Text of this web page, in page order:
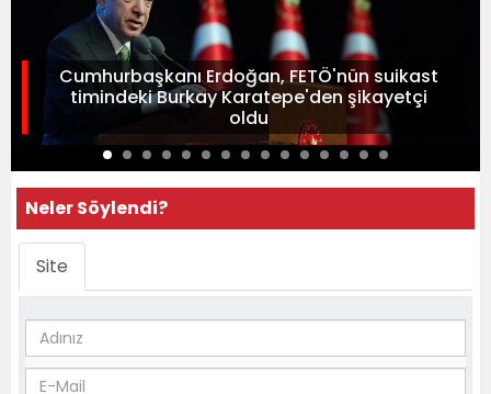
Cumhurbaşkanı Erdoğan, FETÖ'nün suikast
timindeki Burkay Karatepe'den şikayetçi
oldu
Neler Söylendi?
Site